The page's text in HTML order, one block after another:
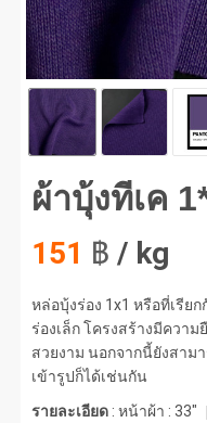
บุ้งทีเค 1*1(ม่วงเข้ม) #1
ผ้าบุ้งทีเค
151 ฿ / kg
หล่อบุ้งร่อง 1x1 หรือที่เรีย
ร่องเล็ก โครงสร้างมีควา
สวยงาม นอกจากนี้ยังสาม
เข้ารูปก็ได้เช่นกัน
รายละเอียด : หน้าผ้า : 33"